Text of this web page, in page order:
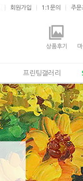
회원가입 1:1문의 주문
상품후기
프린팅갤러리